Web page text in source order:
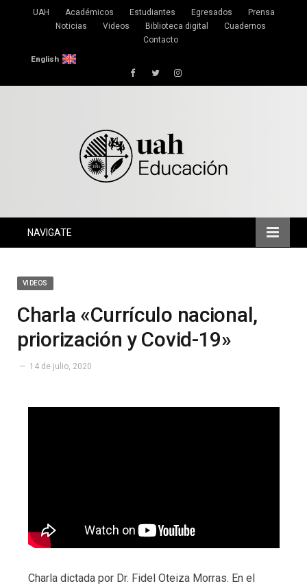
UAH Académicos Estudiantes Egresados
Prensa
Noticias
Videos Biblioteca digital
Cuadernos
Contacto
English
FacebookTwitterInstagram
NAVIGATE
VIDEOS
Charla «Currículo nacional,
priorización y Covid-19»
14 de julio, 2020
Charla dictada por Dr. Fidel Oteiza Morras. En el